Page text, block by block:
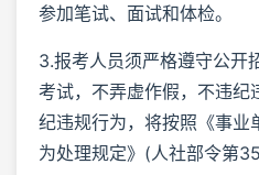
参加笔试、面试和体检。
3.报考人员须严格遵守公开
考试，不弄虚作假，不违纪
纪违规行为，将按照《事业
为处理规定》(人社部令第